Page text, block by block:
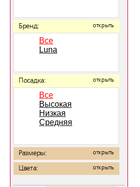
Бренд: открыть
Все
Luna
Посадка: открыть
Все
Высокая
Низкая
Средняя
Размеры: открыть
Цвета: открыть